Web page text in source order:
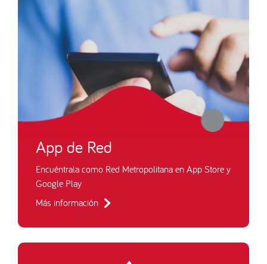
App de Red
Encuéntrala como Red Metropolitana en App Store y
Google Play
Más información